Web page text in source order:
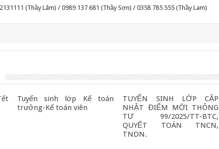
(Thầy Lâm) / 0989 137 681 (Thầy Sơn) / 0358 785 555 (Thầy Lam)
Tuyển sinh lớp Kế toán
trưởng-Kế toán viên
TUYỂN SINH LỚP CẬP
NHẬT ĐIỂM MỚI THÔNG
TƯ 99/2025/TT-BTC,
QUYẾT TOÁN TNCN,
TNDN.